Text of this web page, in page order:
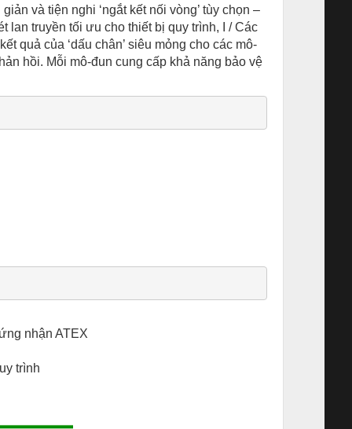
và tiện nghi ‘ngắt kết nối vòng’ tùy chọn –
lan truyền tối ưu cho thiết bị quy trình, I / Các
quả của ‘dấu chân’ siêu mỏng cho các mô-
hồi. Mỗi mô-đun cung cấp khả năng bảo vệ
nhận ATEX
trình